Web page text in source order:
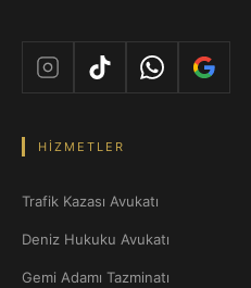
HIZMETLER
Trafik Kazası Avukatı
Deniz Hukuku Avukatı
Gemi Adamı Tazminatı